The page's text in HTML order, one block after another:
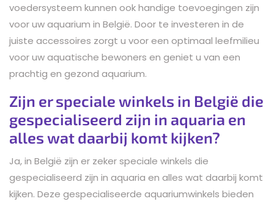
voedersysteem kunnen ook handige toevoegingen zijn
voor uw aquarium in België. Door te investeren in de
juiste accessoires zorgt u voor een optimaal leefmilieu
voor uw aquatische bewoners en geniet u van een
prachtig en gezond aquarium.
Zijn er speciale winkels in België die
gespecialiseerd zijn in aquaria en
alles wat daarbij komt kijken?
Ja, in België zijn er zeker speciale winkels die
gespecialiseerd zijn in aquaria en alles wat daarbij komt
kijken. Deze gespecialiseerde aquariumwinkels bieden